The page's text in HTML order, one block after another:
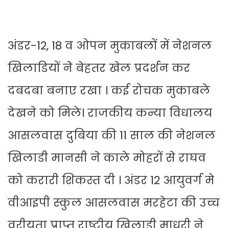
अंडर-12, 18 व ओपन मुकाबलों में नेशनल
खिलाडियों नेे बेहतर खेल प्रदर्शन कर
दबदबा बनाए रखा । कई रोचक मुकाबले
देखने को मिले। राजकीय कन्या विधालय
आसलवास दुबिया की 11 साल की नेशनल
खिलाडी मानसी ने काले मोहरों से राघव
को करारी शिकस्त दी । अंडर 12 आयुवर्ग मे
वीआइपी स्कुल आसलवास मरहेटा की उच्च